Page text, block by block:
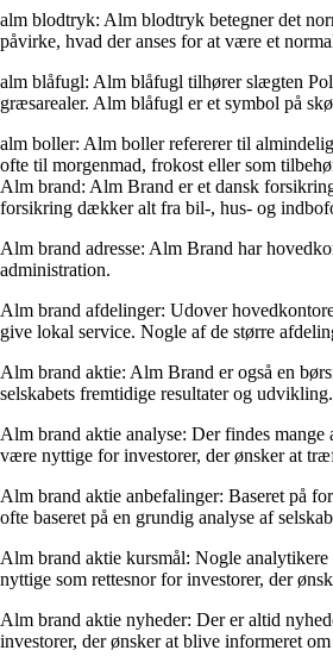
alm blodtryk: Alm blodtryk betegner det
påvirke, hvad der anses for at være et
alm blåfugl: Alm blåfugl tilhører slægten
græsarealer. Alm blåfugl er et symbol på
alm boller: Alm boller refererer til
ofte til morgenmad, frokost eller som
Alm brand: Alm Brand er et dansk
forsikring dækker alt fra bil-, hus- og
Alm brand adresse: Alm Brand har
administration.
Alm brand afdelinger: Udover
give lokal service. Nogle af de større
Alm brand aktie: Alm Brand er også en
selskabets fremtidige resultater og udvikling.
Alm brand aktie analyse: Der findes
være nyttige for investorer, der ønsker at
Alm brand aktie anbefalinger: Baseret på
ofte baseret på en grundig analyse af
Alm brand aktie kursmål: Nogle
nyttige som rettesnor for investorer, der
Alm brand aktie nyheder: Der er altid
investorer, der ønsker at blive informeret